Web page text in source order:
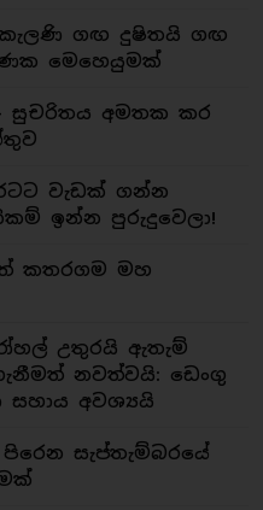
ගඟ දුෂිතයි ගඟ
මෙහෙයුමක්
සුචරිතය අමතක කර
වැඩක් ගන්න
ඉන්න පුරුදුවෙලා!
කතරගම මහ
උතුරයි ඇතැම්
නවත්වයි: ඩෙංගු
අවශ්‍යයි
සැප්තැම්බරයේ